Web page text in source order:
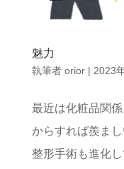
魅力
執筆者 orior| 2023
最近は化粧品関
からすれば羨ま
整形手術も進化